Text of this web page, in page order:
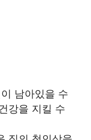
남아있을 수
강을 지킬 수